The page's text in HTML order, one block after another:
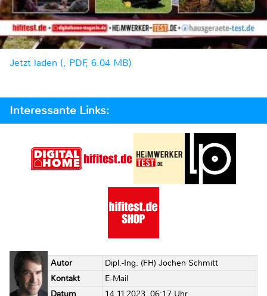
Jetzt laden (, PDF, 6.04 MB)
Interessante Links:
Autor
Dipl.-Ing. (FH) Jochen Schmitt
Kontakt
E-Mail
Datum
14.11.2023, 06:17 Uhr